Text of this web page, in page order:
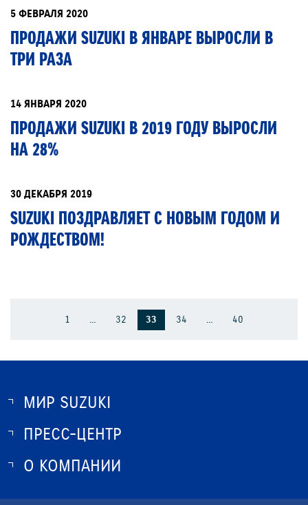
5 ФЕВРАЛЯ 2020
ПРОДАЖИ SUZUKI В ЯНВАРЕ ВЫРОСЛИ В
ТРИ РАЗА
14 ЯНВАРЯ 2020
ПРОДАЖИ SUZUKI В 2019 ГОДУ ВЫРОСЛИ
НА 28%
30 ДЕКАБРЯ 2019
SUZUKI ПОЗДРАВЛЯЕТ С НОВЫМ ГОДОМ И
РОЖДЕСТВОМ!
1 … 32 33 34 … 40
МИР SUZUKI
О SUZUKI
ПРЕСС-ЦЕНТР
НОВОСТИ
О КОМПАНИИ